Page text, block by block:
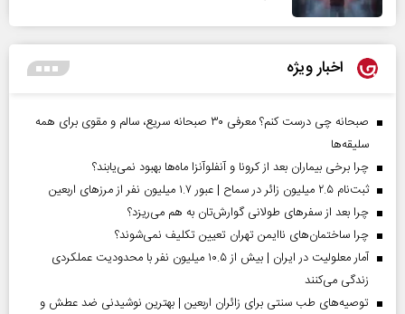
اخبار ویژه
صبحانه چی درست کنم؟ معرفی ۳۰ صبحانه سریع، سالم و مقوی برای همه
سلیقه‌ها
چرا برخی بیماران بعد از کرونا و آنفلوآنزا ماه‌ها بهبود نمی‌یابند؟
ثبت‌نام ۲.۵ میلیون زائر در سماح | عبور ۱.۷ میلیون نفر از مرز‌های اربعین
چرا بعد از سفرهای طولانی گوارش‌تان به هم می‌ریزد؟
چرا ساختمان‌های ناایمن تهران تعیین تکلیف نمی‌شوند؟
آمار معلولیت در ایران | بیش از ۱۰.۵ میلیون نفر با محدودیت عملکردی
زندگی می‌کنند
توصیه‌های طب سنتی برای زائران اربعین | بهترین نوشیدنی ضد عطش و